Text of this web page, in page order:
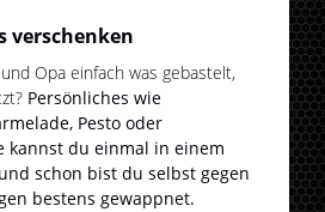
verschenken
Opa einfach was gebastelt,
Persönliches wie
Pesto oder
kannst du einmal in einem
schon bist du selbst gegen
bestens gewappnet.